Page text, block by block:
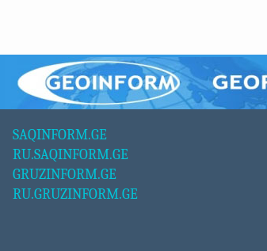
SAQINFORM.GE
RU.SAQINFORM.GE
GRUZINFORM.GE
RU.GRUZINFORM.GE